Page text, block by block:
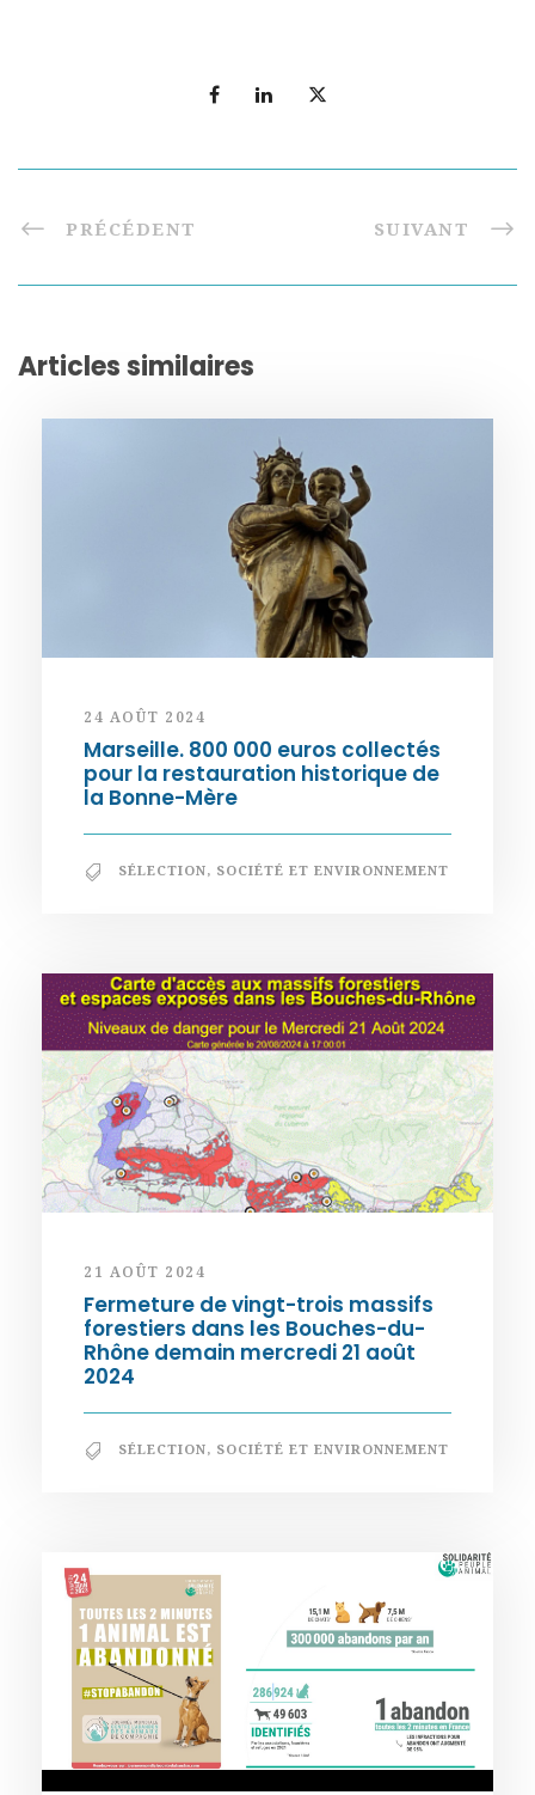
PRÉCÉDENT SUIVANT
Articles similaires
24 AOÛT 2024
Marseille. 800 000 euros collectés
pour la restauration historique de
la Bonne-Mère
SÉLECTION, SOCIÉTÉ ET ENVIRONNEMENT
21 AOÛT 2024
Fermeture de vingt-trois massifs
forestiers dans les Bouches-du-
Rhône demain mercredi 21 août
2024
SÉLECTION, SOCIÉTÉ ET ENVIRONNEMENT